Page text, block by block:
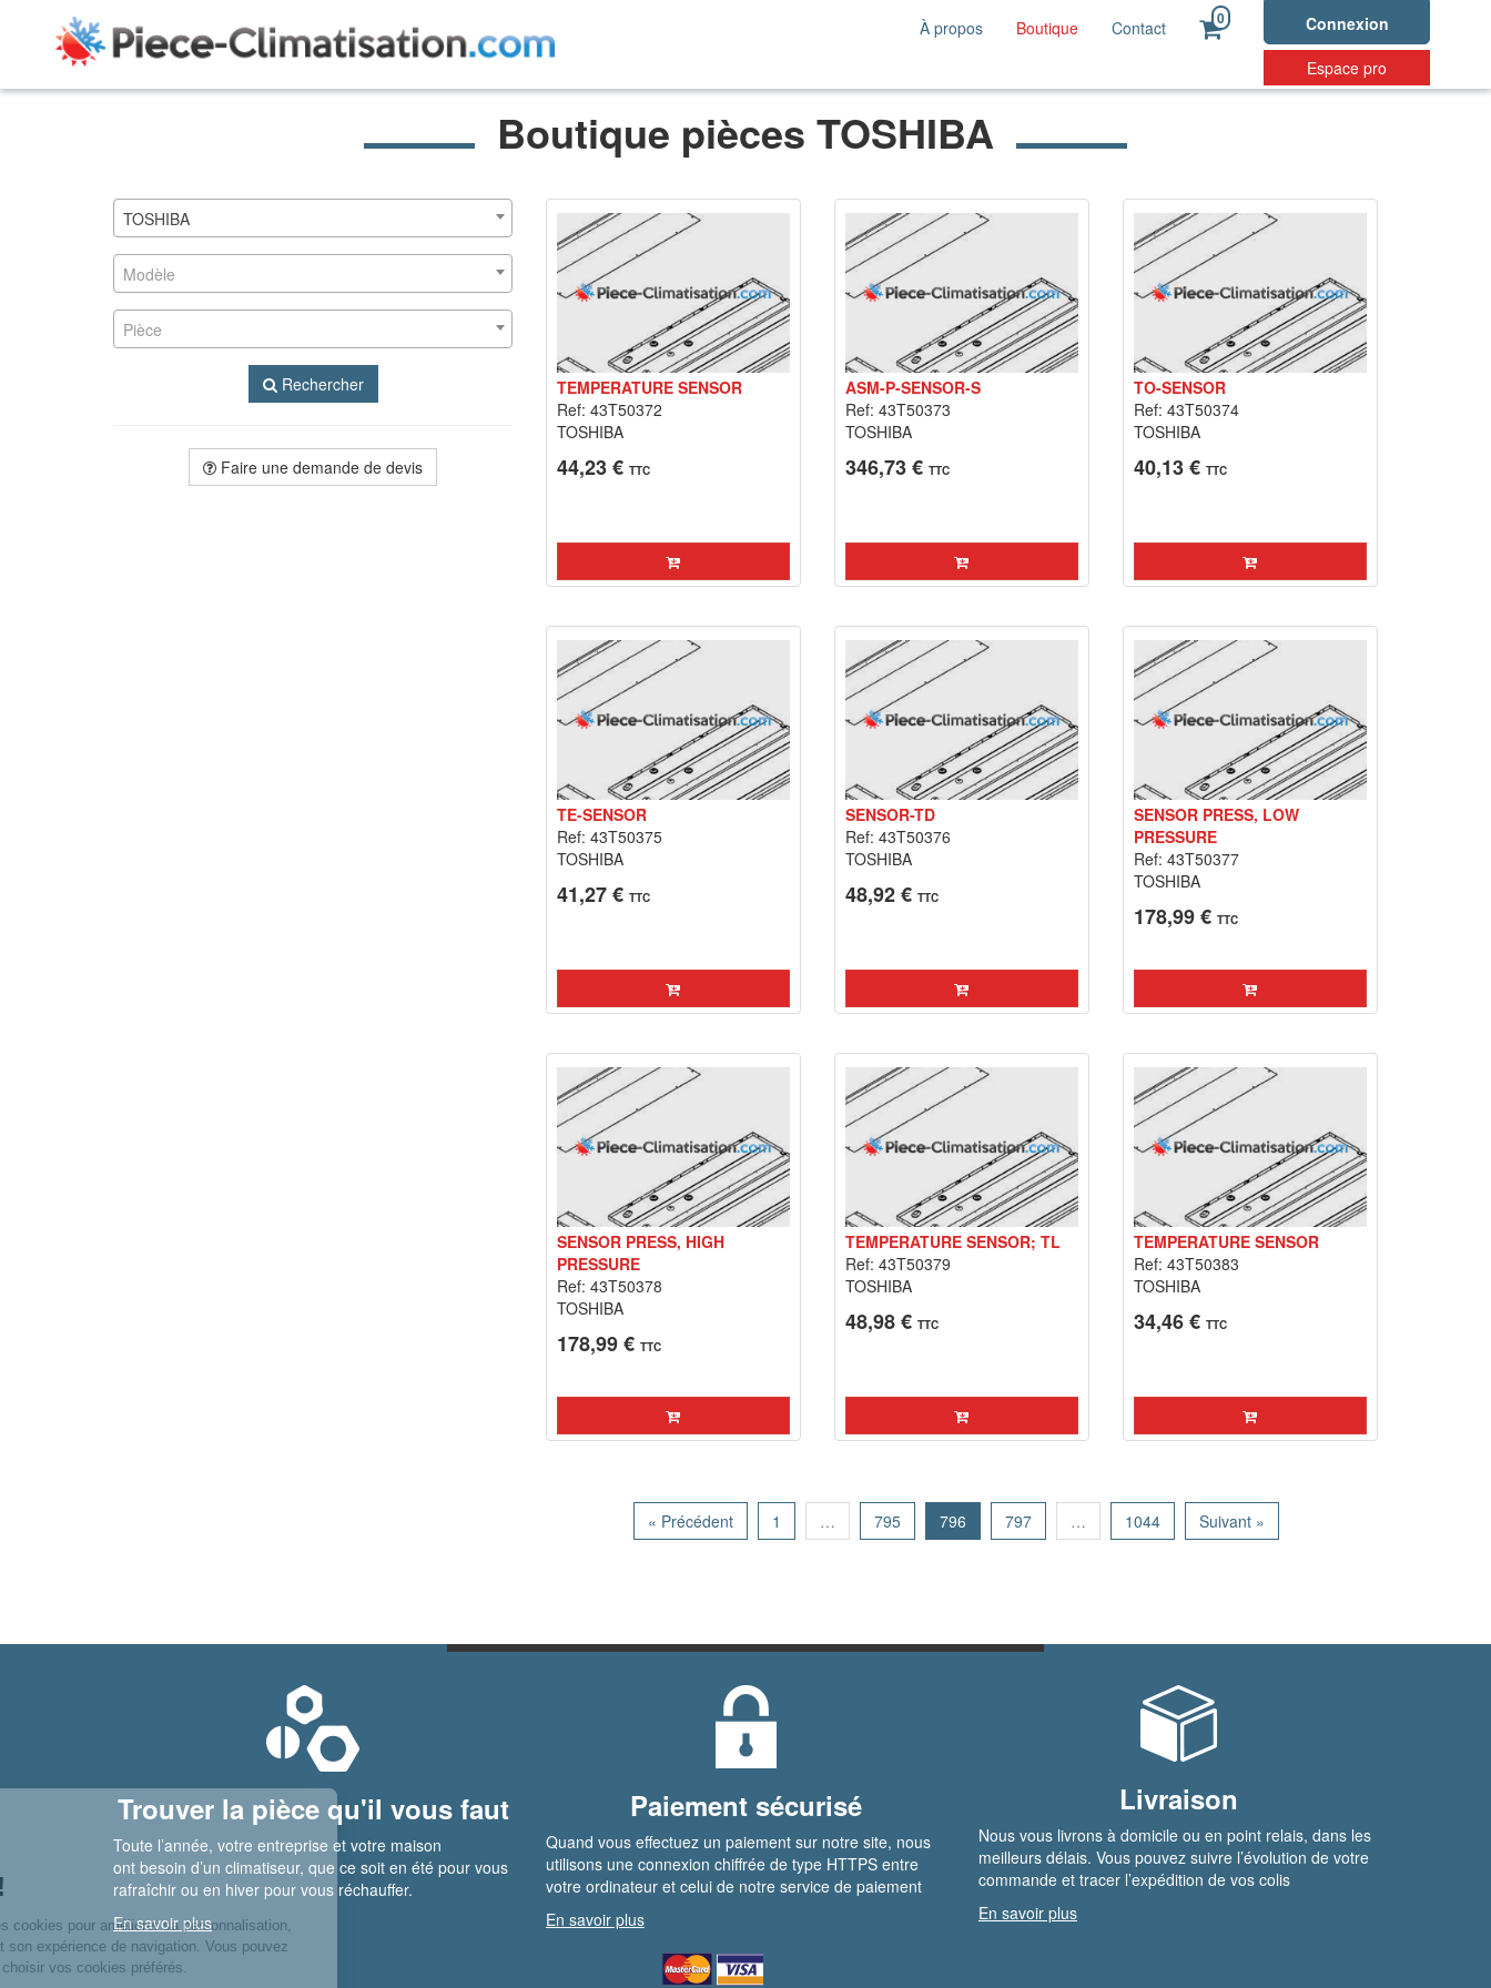
Connexion
Espace pro
À propos Boutique Contact 0
Boutique pièces TOSHIBA
TEMPERATURE SENSOR
Ref: 43T50372
TOSHIBA
44,23 € TTC
ASM-P-SENSOR-S
Ref: 43T50373
TOSHIBA
346,73 € TTC
TO-SENSOR
Ref: 43T50374
TOSHIBA
40,13 € TTC
TE-SENSOR
Ref: 43T50375
TOSHIBA
41,27 € TTC
SENSOR-TD
Ref: 43T50376
TOSHIBA
48,92 € TTC
SENSOR PRESS, LOW
PRESSURE
Ref: 43T50377
TOSHIBA
178,99 € TTC
SENSOR PRESS, HIGH
PRESSURE
Ref: 43T50378
TOSHIBA
178,99 € TTC
TEMPERATURE SENSOR; TL
Ref: 43T50379
TOSHIBA
48,98 € TTC
TEMPERATURE SENSOR
Ref: 43T50383
TOSHIBA
34,46 € TTC
« Précédent 1 … 795 796 797 … 1044 Suivant »
TOSHIBA
Modèle
Pièce
Rechercher
Faire une demande de devis
Trouver la pièce qu'il vous faut
Toute l’année, votre entreprise et votre maison
ont besoin d’un climatiseur, que ce soit en été pour vous
rafraîchir ou en hiver pour vous réchauffer.
En savoir plus
Paiement sécurisé
Quand vous effectuez un paiement sur notre site, nous
utilisons une connexion chiffrée de type HTTPS entre
votre ordinateur et celui de notre service de paiement
En savoir plus
Livraison
Nous vous livrons à domicile ou en point relais, dans les
meilleurs délais. Vous pouvez suivre l’évolution de votre
commande et tracer l’expédition de vos colis
En savoir plus